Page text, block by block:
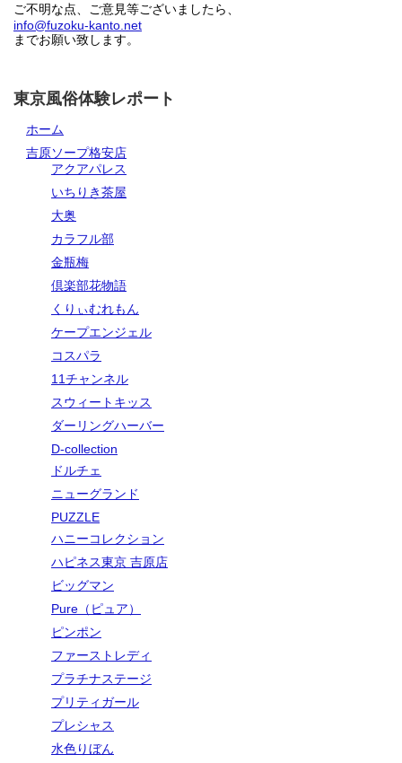
ご不明な点、ご意見等ございましたら、
info@fuzoku-kanto.net
までお願い致します。
東京風俗体験レポート
ホーム
吉原ソープ格安店
アクアパレス
いちりき茶屋
大奥
カラフル部
金瓶梅
倶楽部花物語
くりぃむれもん
ケープエンジェル
コスパラ
11チャンネル
スウィートキッス
ダーリングハーバー
D-collection
ドルチェ
ニューグランド
PUZZLE
ハニーコレクション
ハピネス東京 吉原店
ビッグマン
Pure（ピュア）
ピンポン
ファーストレディ
プラチナステージ
プリティガール
プレシャス
水色りぼん